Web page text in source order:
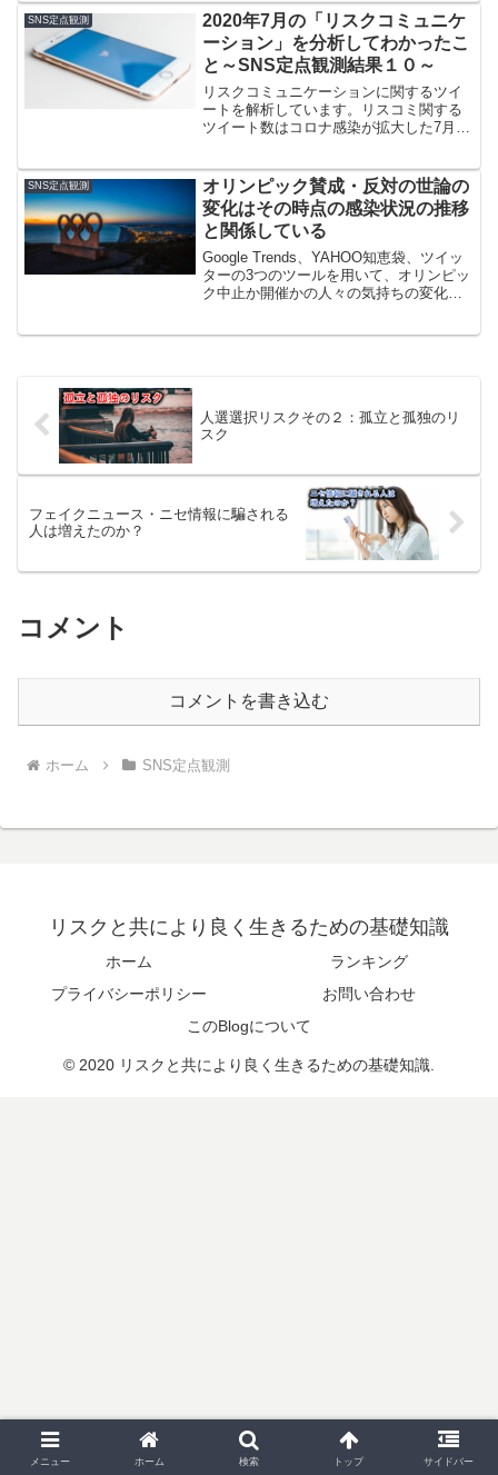
も大丈夫か？」という情報ニーズが高い
ままになっています。また、リスク選好
度の違いによって人間関係のトラブルが
増加している様子もうかがえます。
SNS定点観測
2020年7月の「リスクコミュニケ
ーション」を分析してわかったこ
と～SNS定点観測結果１０～
リスクコミュニケーションに関するツイ
ートを解析しています。リスコミ関する
ツイート数はコロナ感染が拡大した7月に
けた政府主導のリスコミが見えてこない
こと、感染者差別の懸念が増えているこ
となどがありました。
SNS定点観測
オリンピック賛成・反対の世論の
変化はその時点の感染状況の推移
と関係している
Google Trends、YAHOO知恵袋、ツイッ
ターの3つのツールを用いて、オリンピッ
ク中止か開催かの人々の気持ちの変化を
人選選択リスクその２：孤立と孤独のリ
スク
フェイクニュース・ニセ情報に騙される
人は増えたのか？
コメント
コメントを書き込む
ホーム SNS定点観測
リスクと共により良く生きるための基礎知識
ホーム
ランキング
プライバシーポリシー
お問い合わせ
このBlogについて
© 2020 リスクと共により良く生きるための基礎知識.
メニュー ホーム 検索 トップ サイドバー